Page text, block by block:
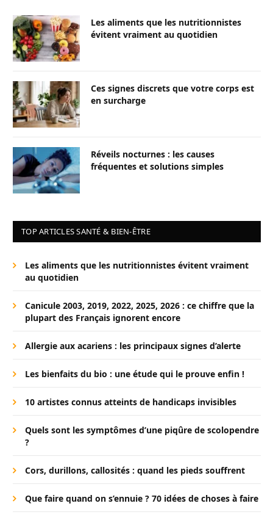
Les aliments que les nutritionnistes
évitent vraiment au quotidien
Ces signes discrets que votre corps est
en surcharge
Réveils nocturnes : les causes
fréquentes et solutions simples
TOP ARTICLES SANTÉ & BIEN-ÊTRE
Les aliments que les nutritionnistes évitent vraiment
au quotidien
Canicule 2003, 2019, 2022, 2025, 2026 : ce chiffre que la
plupart des Français ignorent encore
Allergie aux acariens : les principaux signes d’alerte
Les bienfaits du bio : une étude qui le prouve enfin !
10 artistes connus atteints de handicaps invisibles
Quels sont les symptômes d’une piqûre de scolopendre
?
Cors, durillons, callosités : quand les pieds souffrent
Que faire quand on s’ennuie ? 70 idées de choses à faire